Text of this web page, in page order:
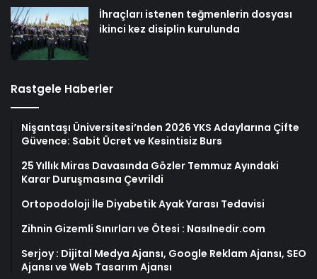
İhraçları istenen teğmenlerin dosyası
ikinci kez disiplin kurulunda
Rastgele Haberler
Nişantaşı Üniversitesi’nden 2026 YKS Adaylarına Çifte
Güvence: Sabit Ücret ve Kesintisiz Burs
25 Yıllık Miras Davasında Gözler Temmuz Ayındaki
Karar Duruşmasına Çevrildi
Ortopodoloji İle Diyabetik Ayak Yarası Tedavisi
Zihnin Gizemli Sınırları ve Ötesi : Nasılnedir.com
Serjoy : Dijital Medya Ajansı, Google Reklam Ajansı, SEO
Ajansı ve Web Tasarım Ajansı